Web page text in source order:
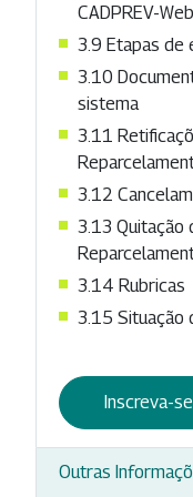
CADPREV-Web
3.9 Etapas de
3.10
sistema
3.11
3.12
3.13 Quitação
3.14 Rubricas
3.15 Situação
Inscreva-se
Outras